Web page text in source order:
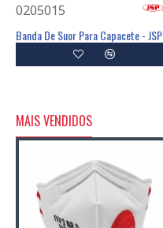
0205015
Banda De Suor Para Capacete - JSP
MAIS VENDIDOS